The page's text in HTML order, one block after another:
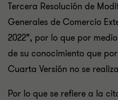
Tercera Resolución de
Generales de Comercio
2022”, por lo que por
de su conocimiento que
Cuarta Versión no se
Por lo que se refiere a la